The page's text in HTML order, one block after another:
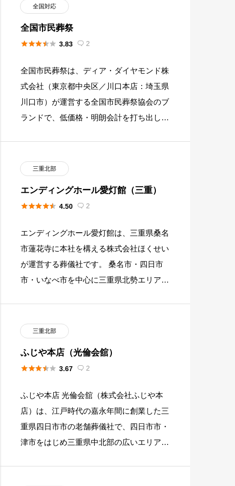
全国対応
全国市民葬祭
 3.83  2
全国市民葬祭は、ディア・ダイヤモンド株
式会社（東京都中央区／川口本店：埼玉県
川口市）が運営する全国市民葬祭協会のブ
ランドで、低価格・明朗会計を打ち出した
三重北部
エンディングホール愛灯館（三重）
 4.50  2
エンディングホール愛灯館は、三重県桑名
市蓮花寺に本社を構える株式会社ほくせい
が運営する葬儀社です。 桑名市・四日市
市・いなべ市を中心に三重県北勢エリアで
三重北部
ふじや本店（光倫会舘）
 3.67  2
ふじや本店 光倫会舘（株式会社ふじや本
店）は、江戸時代の嘉永年間に創業した三
重県四日市市の老舗葬儀社で、四日市市・
津市をはじめ三重県中北部の広いエリアで